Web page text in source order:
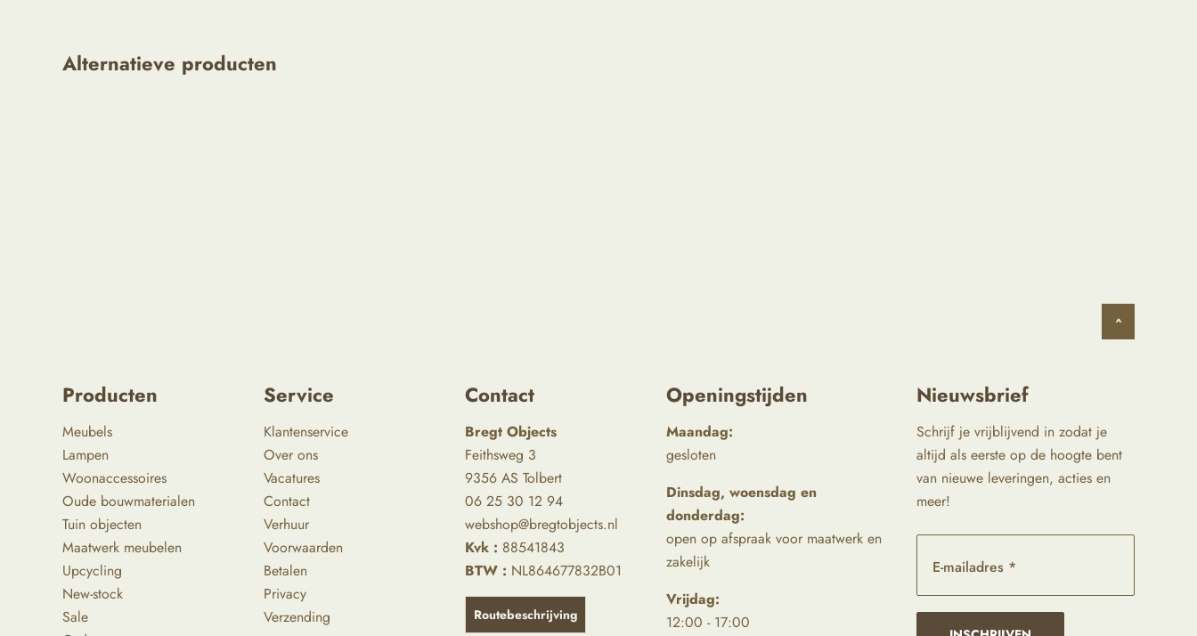
Alternatieve producten
^
Producten
Meubels
Lampen
Woonaccessoires
Oude bouwmaterialen
Tuin objecten
Maatwerk meubelen
Upcycling
New-stock
Sale
Service
Klantenservice
Over ons
Vacatures
Contact
Verhuur
Voorwaarden
Betalen
Privacy
Verzending
Contact
Bregt Objects
Feithsweg 3
9356 AS Tolbert
06 25 30 12 94
webshop@bregtobjects.nl
Kvk : 88541843
BTW : NL864677832B01
Routebeschrijving
Openingstijden
Maandag:
gesloten
Dinsdag, woensdag en
donderdag:
open op afspraak voor maatwerk en
zakelijk
Vrijdag:
12:00 - 17:00
Nieuwsbrief
Schrijf je vrijblijvend in zodat je
altijd als eerste op de hoogte bent
van nieuwe leveringen, acties en
meer!
E-mailadres *